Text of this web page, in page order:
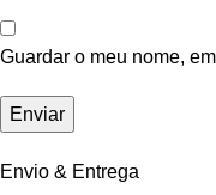
Guardar o meu nome,
Envio & Entrega